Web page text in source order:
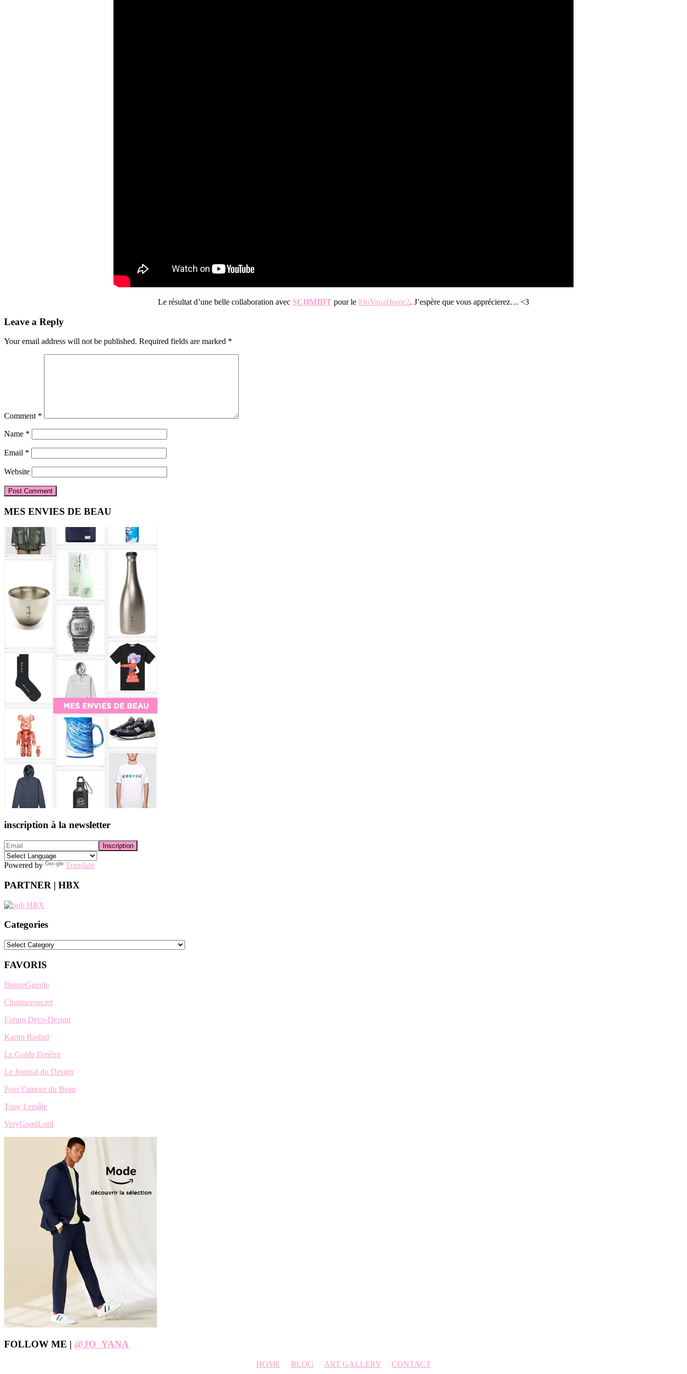
Le résultat d’une belle collaboration avec SCHMIDT pour le #JoYanaHome2. J’espère que vous apprécierez… <3
Reader
Leave a Reply
Your email address will not be published. Required fields are marked *
Comment *
Name *
Email *
Website
Primary
Sidebar
MES ENVIES DE BEAU
inscription à la newsletter
Powered by Translate
PARTNER | HBX
Categories
Categories
FAVORIS
BonneGueule
Chutmonsecret
Forum Deco-Design
Karim Rashid
Le Guide Fenêtre
Le Journal du Design
Pour l’amour du Beau
Tony Lemâle
VeryGoodLord
Footer
FOLLOW ME | @JO_YANA
HOME BLOG ART GALLERY CONTACT